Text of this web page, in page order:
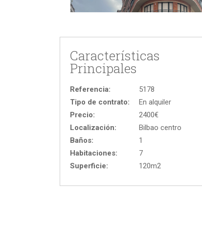
Características
Principales
Referencia:
5178
Tipo de contrato:
En alquiler
Precio:
2400€
Localización:
Bilbao centro
Baños:
1
Habitaciones:
7
Superficie:
120m2